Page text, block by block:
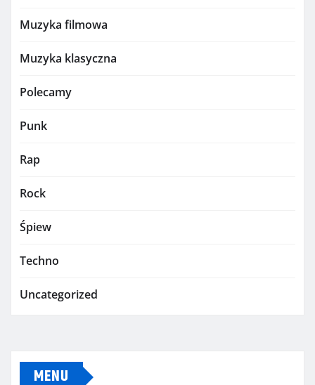
Muzyka filmowa
Muzyka klasyczna
Polecamy
Punk
Rap
Rock
Śpiew
Techno
Uncategorized
MENU